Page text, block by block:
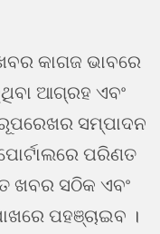
କାଗଜ ଭାବରେ
ଆଗ୍ରହ ଏବଂ
ସମ୍ପାଦନ
ପରିଣତ
ଖବର ସଠିକ ଏବଂ
ପହଞ୍ଚାଇବ ।